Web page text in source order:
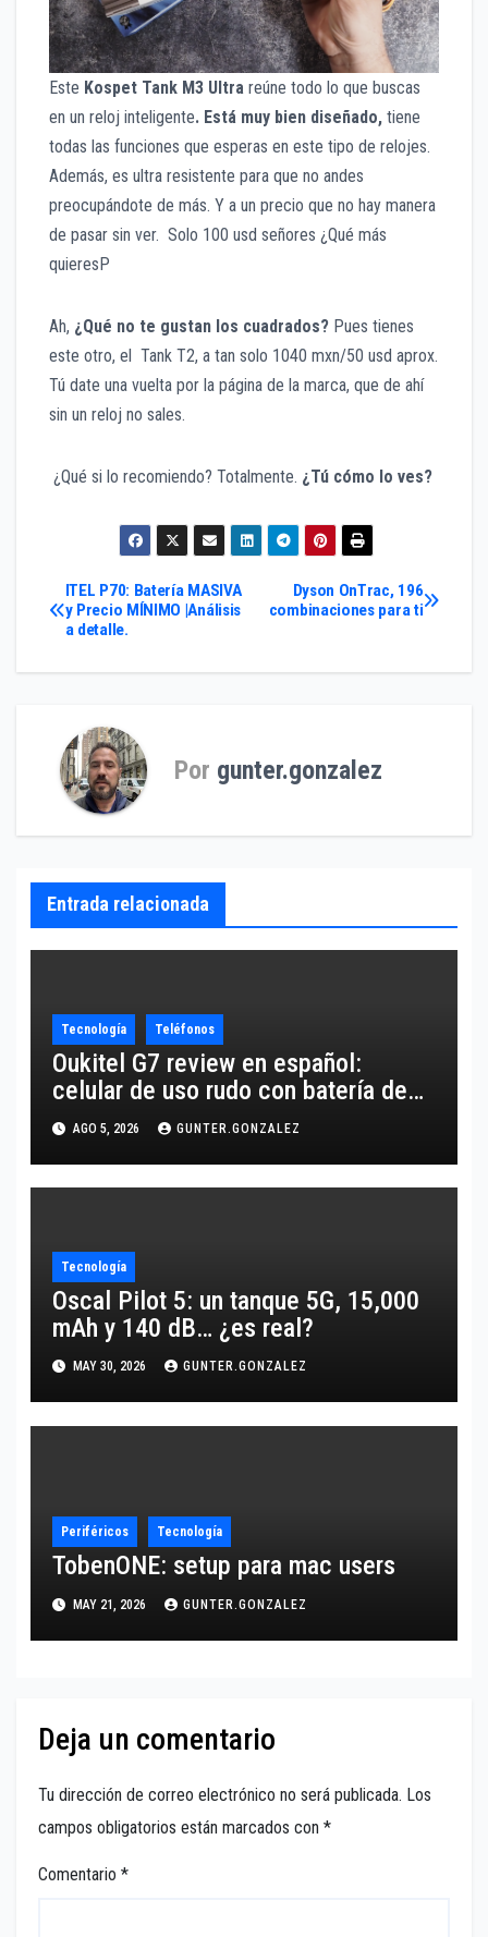
Este Kospet Tank M3 Ultra reúne todo lo que buscas
en un reloj inteligente. Está muy bien diseñado, tiene
todas las funciones que esperas en este tipo de relojes.
Además, es ultra resistente para que no andes
preocupándote de más. Y a un precio que no hay manera
de pasar sin ver. Solo 100 usd señores ¿Qué más
quieresP
Ah, ¿Qué no te gustan los cuadrados? Pues tienes
este otro, el Tank T2, a tan solo 1040 mxn/50 usd aprox.
Tú date una vuelta por la página de la marca, que de ahí
sin un reloj no sales.
¿Qué si lo recomiendo? Totalmente. ¿Tú cómo lo ves?
Navegación
de
Dyson OnTrac, 196
combinaciones para ti
ITEL P70: Batería MASIVA
y Precio MÍNIMO |Análisis
a detalle.
Por gunter.gonzalez
Entrada relacionada
Tecnología Teléfonos
Oukitel G7 review en español:
celular de uso rudo con batería de
10,600 mAh
AGO 5, 2026 GUNTER.GONZALEZ
Tecnología
Oscal Pilot 5: un tanque 5G, 15,000
mAh y 140 dB… ¿es real?
MAY 30, 2026 GUNTER.GONZALEZ
Periféricos Tecnología
TobenONE: setup para mac users
MAY 21, 2026 GUNTER.GONZALEZ
Deja un comentario
Tu dirección de correo electrónico no será publicada. Los
campos obligatorios están marcados con *
Comentario *